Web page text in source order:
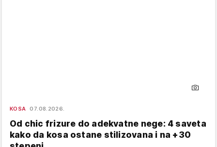
KOSA 07.08.2026.
Od chic frizure do adekvatne nege: 4 saveta
kako da kosa ostane stilizovana i na +30